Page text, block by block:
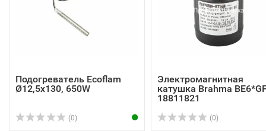
Подогреватель Ecoflam
Ø12,5x130, 650W
(0)
Электромагнитная
катушка Brahma
18811821
(0)